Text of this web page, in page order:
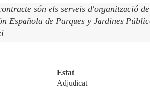
són els serveis d'organització
Española de Parques y Jardines
Estat
Adjudicat